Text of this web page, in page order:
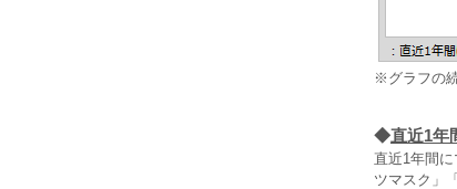
※グラフの
◆直近1年
直近1年間
ツマスク」